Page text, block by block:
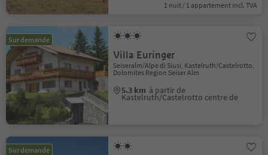
1 nuit / 1 appartement incl. TVA
Sur demande
Villa Euringer
Seiseralm/Alpe di Siusi, Kastelruth/Castelrotto,
Dolomites Region Seiser Alm
5.3 km à partir de
Kastelruth/Castelrotto centre de
Sur demande